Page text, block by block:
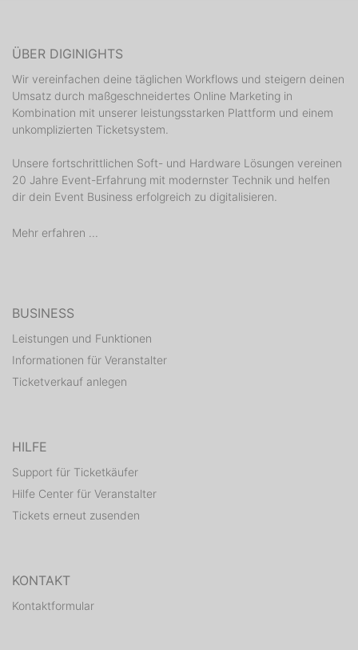
ÜBER DIGINIGHTS
Wir vereinfachen deine täglichen Workflows und steigern deinen
Umsatz durch maßgeschneidertes Online Marketing in
Kombination mit unserer leistungsstarken Plattform und einem
unkomplizierten Ticketsystem.
Unsere fortschrittlichen Soft- und Hardware Lösungen vereinen
20 Jahre Event-Erfahrung mit modernster Technik und helfen
dir dein Event Business erfolgreich zu digitalisieren.
Mehr erfahren ...
BUSINESS
Leistungen und Funktionen
Informationen für Veranstalter
Ticketverkauf anlegen
HILFE
Support für Ticketkäufer
Hilfe Center für Veranstalter
Tickets erneut zusenden
KONTAKT
Kontaktformular